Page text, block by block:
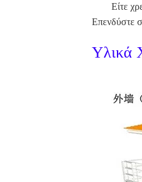
Είτε
Επενδύστε
Υλικά